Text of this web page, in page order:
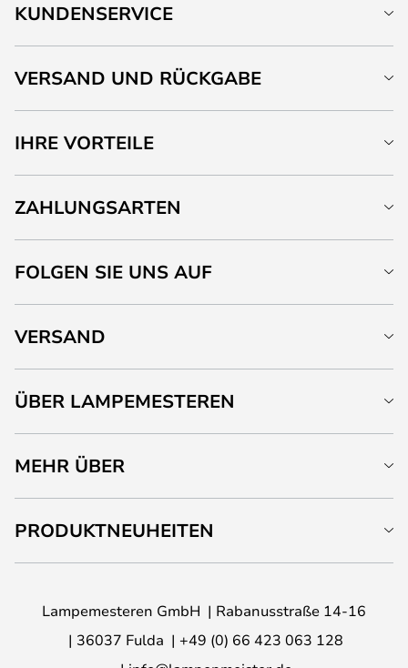
KUNDENSERVICE
VERSAND UND RÜCKGABE
IHRE VORTEILE
ZAHLUNGSARTEN
FOLGEN SIE UNS AUF
VERSAND
ÜBER LAMPEMESTEREN
MEHR ÜBER
PRODUKTNEUHEITEN
Lampemesteren GmbH
Rabanusstraße 14-16
36037 Fulda
+49 (0) 66 423 063 128